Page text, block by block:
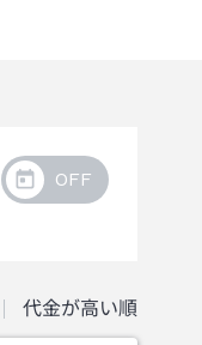
代金が高い順